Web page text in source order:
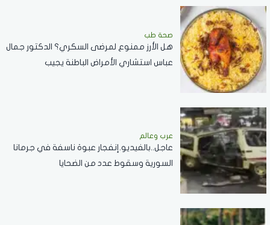
صحة طب
هل الأرز ممنوع لمرضى السكري؟ الدكتور جمال
عباس استشاري الأمراض الباطنة يجيب
عرب وعالم
عاجل..بالفيديو.إنفجار عبوة ناسفة في جرمانا
السورية وسقوط عدد من الضحايا